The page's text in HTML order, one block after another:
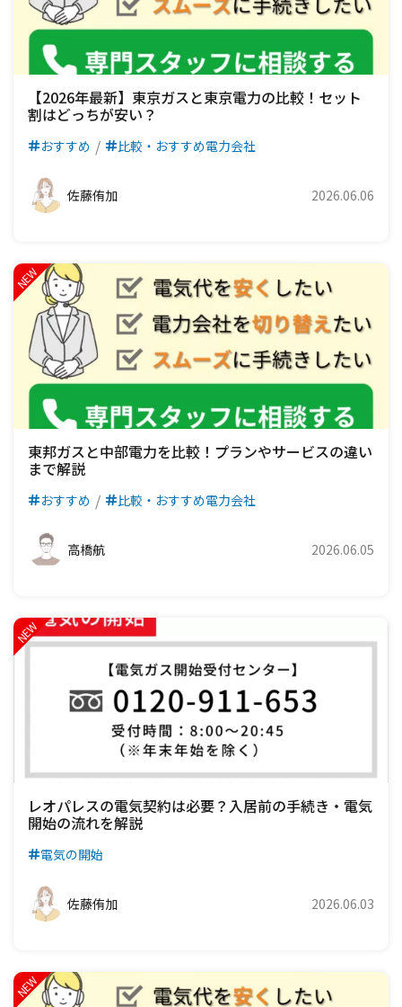
【2026年最新】東京ガスと東京電力の比較！セット
割はどっちが安い？
おすすめ 比較・おすすめ電力会社
佐藤侑加 2026.06.06
東邦ガスと中部電力を比較！プランやサービスの違い
まで解説
おすすめ 比較・おすすめ電力会社
高橋航 2026.06.05
レオパレスの電気契約は必要？入居前の手続き・電気
開始の流れを解説
電気の開始
佐藤侑加 2026.06.03